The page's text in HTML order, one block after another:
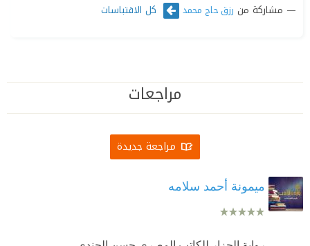
مشاركة من رزق حاج محمد كل الاقتباسات
مراجعات
مراجعة جديدة
ميمونة أحمد سلامه